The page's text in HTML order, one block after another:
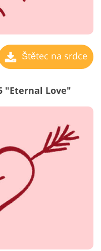
Štětec na srdce
"Eternal Love"